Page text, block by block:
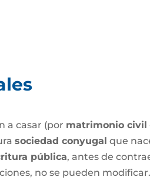
a casar (por matrimonio civil
sociedad conyugal que
pública, antes de
no se pueden